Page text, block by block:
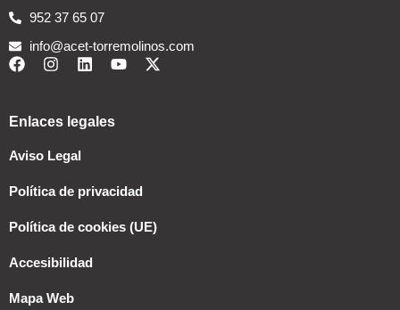
952 37 65 07
info@acet-torremolinos.com
Enlaces legales
Aviso Legal
Política de privacidad
Política de cookies (UE)
Accesibilidad
Mapa Web